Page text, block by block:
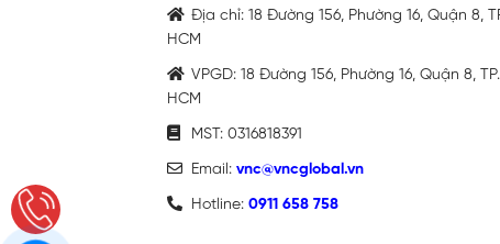
Địa chỉ: 18 Đường 156, Phường 16, Quận 8,
HCM
VPGD: 18 Đường 156, Phường 16, Quận 8, TP.
HCM
MST: 0316818391
Email: vnc@vncglobal.vn
Hotline: 0911 658 758